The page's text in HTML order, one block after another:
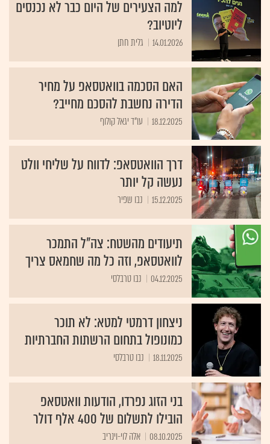
למה הצעירים של היום כבר לא נכנסים
ליוטיוב?
14.01.2026 גלית חתן
האם הסכמה בוואטסאפ על מחיר
הדירה נחשבת להסכם מחייב?
18.12.2025 עו"ד יגאל קולוף
דרך הוואטסאפ: לדווח על שליחי וולט
נעשה קל יותר
15.12.2025 נבו שפיר
תיעודים מהשטח: צה"ל התמכר
לוואטסאפ, וזה כל מה שחמאס צריך
04.12.2025 נבו טרבלסי
ניצחון דרמטי למטא: לא תוכר
כמונופול בתחום הרשתות החברתיות
18.11.2025 נבו טרבלסי
בני הזוג נפרדו, הודעות וואטסאפ
הובילו לתשלום של 400 אלף דולר
08.10.2025 אלה לוי-וינריב